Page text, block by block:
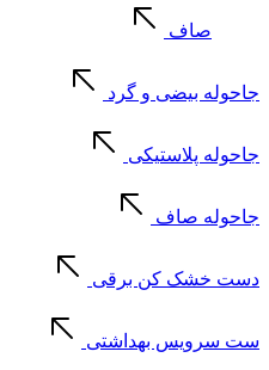
صاف
جاحوله بیضی و گرد
جاحوله پلاستیکی
جاحوله صاف
دست خشک کن برقی
ست سرویس بهداشتی